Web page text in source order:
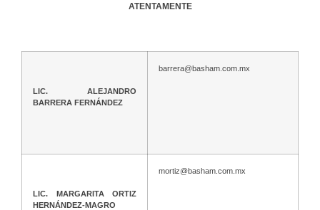
ATENTAMENTE
LIC. ALEJANDRO
BARRERA FERNÁNDEZ
barrera@basham.com.mx
LIC. MARGARITA ORTIZ
HERNÁNDEZ-MAGRO
mortiz@basham.com.mx